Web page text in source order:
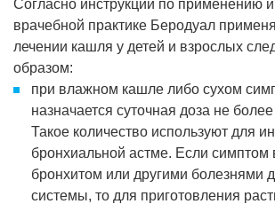
Согласно инструкции по применению
врачебной практике Беродуал
лечении кашля у детей и взрослых
образом:
при влажном кашле либо сухом
назначается суточная доза не
Такое количество используют для
бронхиальной астме. Если симптом
бронхитом или другими болезнями
системы, то для приготовления